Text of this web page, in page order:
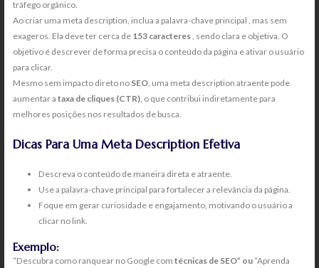
tráfego orgânico.
Ao criar uma meta description, inclua a palavra-chave principal , mas sem
exageros. Ela deve ter cerca de 153 caracteres , sendo clara e objetiva. O
objetivo é descrever de forma precisa o conteúdo da página e ativar o usuário
para clicar.
Mesmo sem impacto direto no SEO , uma meta description atraente pode
aumentar a taxa de cliques (CTR) , o que contribui indiretamente para
melhores posições nos resultados de busca.
Dicas Para Uma Meta Description Efetiva
Descreva o conteúdo de maneira direta e atraente.
Use a palavra-chave principal para fortalecer a relevância da página.
Foque em gerar curiosidade e engajamento, motivando o usuário a
clicar no link.
Exemplo:
“Descubra como ranquear no Google comtécnicas de SEO” ou “Aprenda